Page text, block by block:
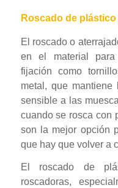
Roscado de
El roscado o
en el material
fijación como
metal, que
sensible a las
cuando se rosca con
son la mejor opción
que hay que volver a
El roscado de
roscadoras,